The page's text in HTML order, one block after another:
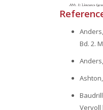
Bd. 2.
Vervoll